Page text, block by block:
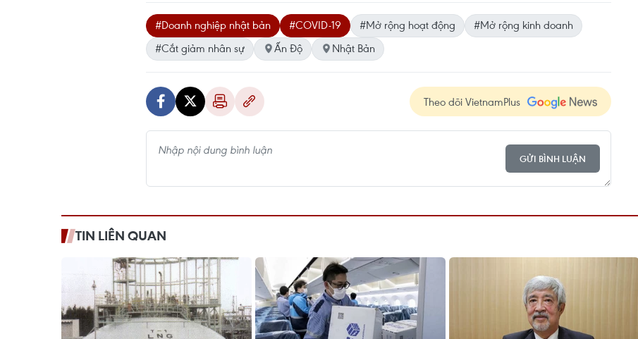
#Doanh nghiệp nhật bản #COVID-19 #Mở rộng hoạt động
#Mở rộng kinh doanh
#Cắt giảm nhân sự
Ấn Độ Nhật Bản
Theo dõi VietnamPlus
GỬI BÌNH LUẬN
TIN LIÊN QUAN